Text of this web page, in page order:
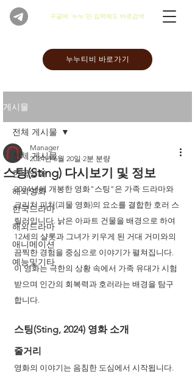
​구글에 '누누'만 입력해도 바로검색
누누티비 바로가기
게시물
전체 게시물
한국영화
해외영화
한국드라마
해외드라마
애니메이션
예능및기타
전체 게시물
스팅(Sting) 다시보기 및 정보
Manager
2024년 6월 20일 2분 분량
2024년에 개봉한 영화"스팅"은 가족 드라마와
크리처 피처(괴물 영화)의 요소를 결합한 호러 스
릴러입니다. 낡은 아파트 건물을 배경으로 하여
12세의 샬롯과 그녀가 키우게 된 거대 거미와의
끔찍한 경험을 중심으로 이야기가 펼쳐집니다.
이 영화는 극한의 상황 속에서 가족 유대가 시험
받으며 인간의 회복력과 호러라는 배경을 탐구
합니다.
스팅(Sting, 2024) 영화 소개
줄거리
영화의 이야기는 음침한 도심에서 시작됩니다.